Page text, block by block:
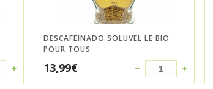
DESCAFEINADO SOLUVEL LE BIO
POUR TOUS
13,99€